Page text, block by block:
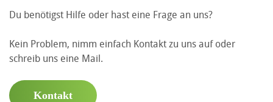
Du benötigst Hilfe oder hast eine Frage an uns?
Kein Problem, nimm einfach Kontakt zu uns auf oder
schreib uns eine Mail.
Kontakt